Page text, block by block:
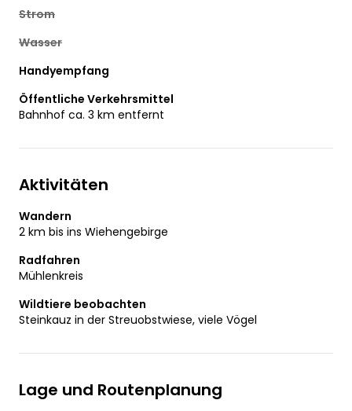
Strom
Wasser
Handyempfang
Öffentliche Verkehrsmittel
Bahnhof ca. 3 km entfernt
Aktivitäten
Wandern
2 km bis ins Wiehengebirge
Radfahren
Mühlenkreis
Wildtiere beobachten
Steinkauz in der Streuobstwiese, viele Vögel
Lage und Routenplanung